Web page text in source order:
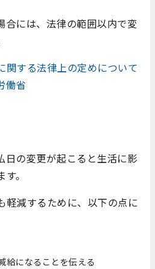
合には、法律の範囲以内で変
関する法律上の定めについて
働省
日の変更が起こると生活に影
。
軽減するために、以下の点に
給になることを伝える